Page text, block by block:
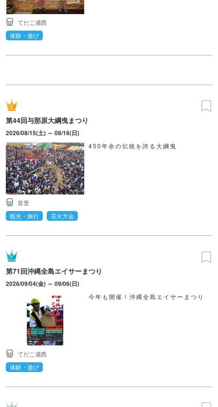
てだこ浦西
体験・遊び
第44回与那原大綱曳まつり
2026/08/15(土) ～ 08/16(日)
450年余の伝統を誇る大綱曳
首里
観光・旅行
花火大会
第71回沖縄全島エイサーまつり
2026/09/04(金) ～ 09/06(日)
今年も開催！沖縄全島エイサーまつり
てだこ浦西
体験・遊び